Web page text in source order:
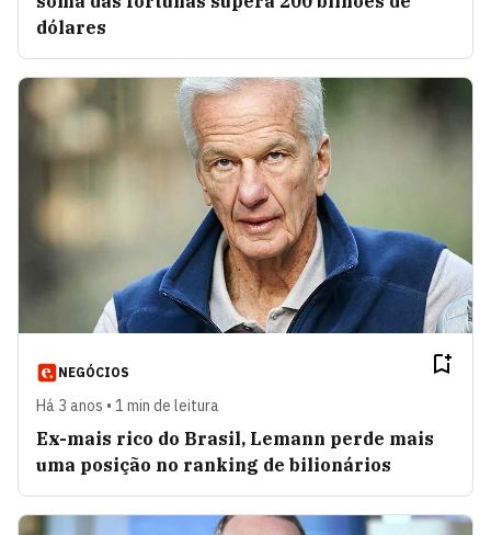
dólares
NEGÓCIOS
Há 3 anos • 1 min de leitura
Ex-mais rico do Brasil, Lemann perde mais
uma posição no ranking de bilionários